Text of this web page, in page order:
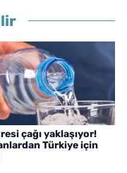
çağı yaklaşıyor!
Türkiye için